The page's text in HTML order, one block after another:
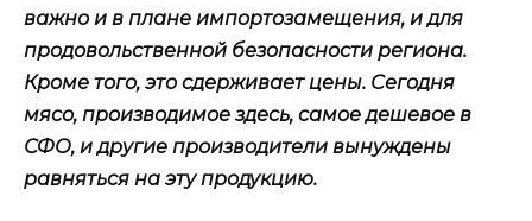
важно и в плане импортозамещения, и для
продовольственной безопасности региона.
Кроме того, это сдерживает цены. Сегодня
мясо, производимое здесь, самое дешевое в
СФО, и другие производители вынуждены
равняться на эту продукцию.